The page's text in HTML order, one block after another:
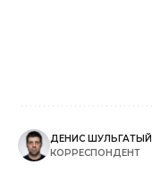
ДЕНИС ШУЛЬГАТЫЙ
КОРРЕСПОНДЕНТ